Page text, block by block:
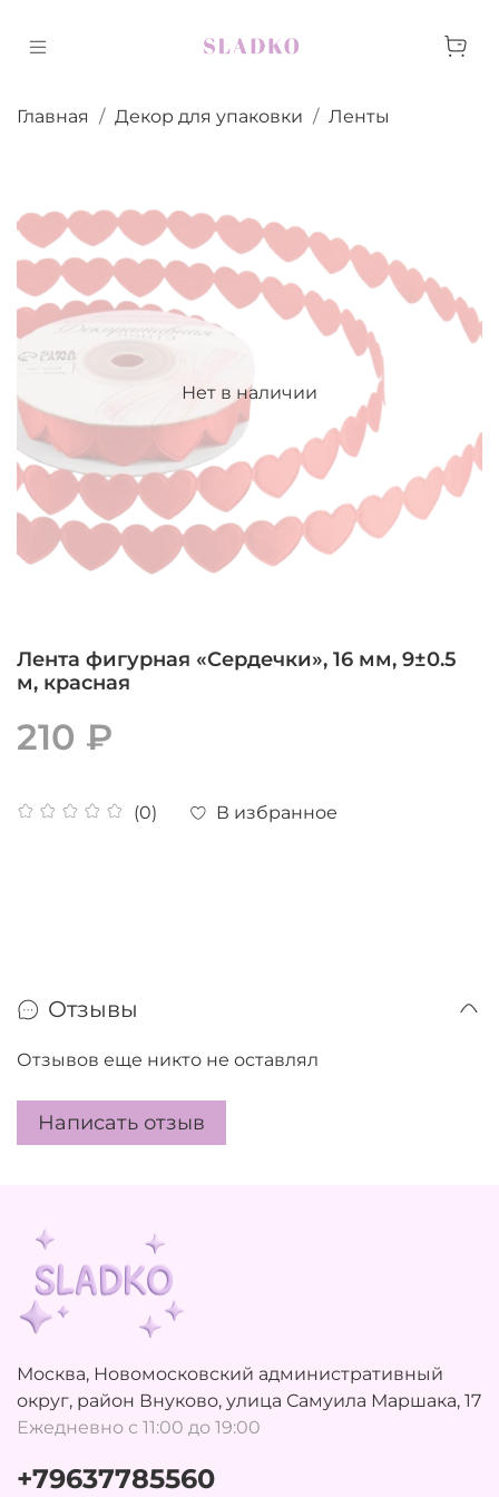
Главная Декор для упаковки Ленты
Нет в наличии
Лента фигурная «Сердечки», 16 мм, 9±0.5
м, красная
(0) В избранное
210 ₽
Отзывы
Отзывов еще никто не оставлял
Написать отзыв
Москва, Новомосковский административный
округ, район Внуково, улица Самуила Маршака, 17
Ежедневно с 11:00 до 19:00
+79637785560